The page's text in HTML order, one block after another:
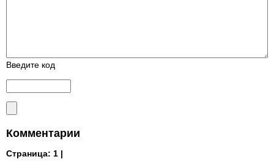
Введите код
Комментарии
Страница: 1 |